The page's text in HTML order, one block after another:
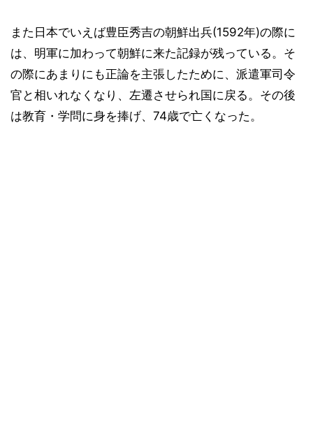
また日本でいえば豊臣秀吉の朝鮮出兵(1592年)の際に
は、明軍に加わって朝鮮に来た記録が残っている。そ
の際にあまりにも正論を主張したために、派遣軍司令
官と相いれなくなり、左遷させられ国に戻る。その後
は教育・学問に身を捧げ、74歳で亡くなった。